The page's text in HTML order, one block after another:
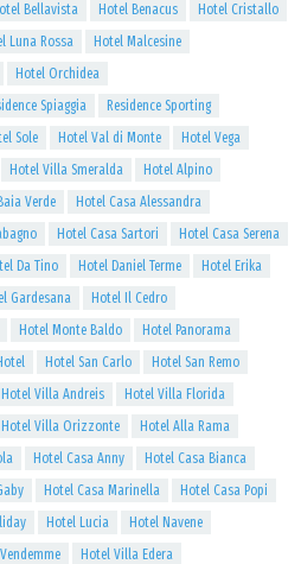
Bellavista Hotel Benacus
Hotel Cristallo
Luna Rossa
Hotel Malcesine
Hotel Orchidea
Spiaggia
Residence Sporting
Sole Hotel Val di Monte
Hotel Vega
Hotel Villa Smeralda
Hotel Alpino
Verde
Hotel Casa Alessandra
Hotel Casa Sartori
Hotel Casa Serena
Da Tino Hotel Daniel Terme
Hotel Erika
Gardesana
Hotel Il Cedro
Hotel Monte Baldo
Hotel Panorama
Hotel San Carlo
Hotel San Remo
Hotel Villa Andreis
Hotel Villa Florida
Hotel Villa Orizzonte
Hotel Alla Rama
Hotel Casa Anny
Hotel Casa Bianca
Hotel Casa Marinella
Hotel Casa Popi
Hotel Lucia
Hotel Navene
Hotel Villa Edera